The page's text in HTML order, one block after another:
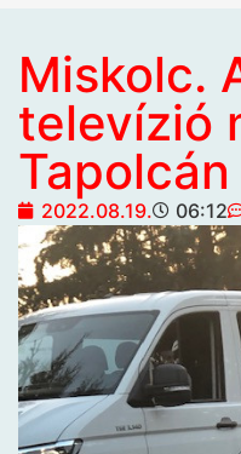
Miskolc.
televízió
2022.08.19. 06:12